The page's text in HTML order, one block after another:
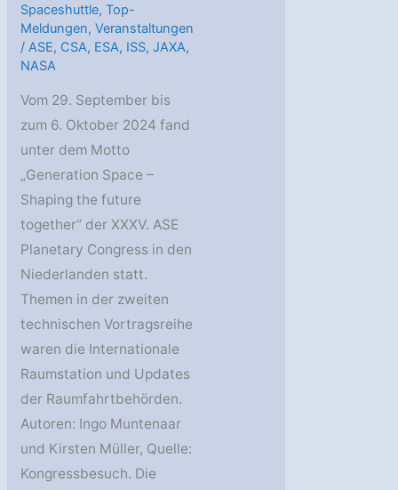
Spaceshuttle,Top-
Meldungen,Veranstaltungen
/ASE, CSA, ESA, ISS,JAXA,
NASA
Vom 29. September bis
zum 6. Oktober 2024 fand
unter dem Motto
„Generation Space –
Shaping the future
together“ der XXXV. ASE
Planetary Congress in den
Niederlanden statt.
Themen in der zweiten
technischen Vortragsreihe
waren die Internationale
Raumstation und Updates
der Raumfahrtbehörden.
Autoren: Ingo Muntenaar
und Kirsten Müller, Quelle:
Kongressbesuch. Die